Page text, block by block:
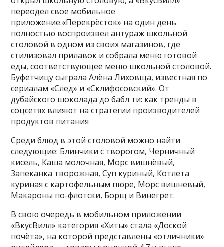
переодел свое мобильное
приложение.«Перекрёсток» на один день
полностью воспроизвел антураж школьной
столовой в одном из своих магазинов, где
стилизовал прилавок и собрала меню готовой
еды, соответствующее меню школьной столовой.
Буфетчицу сыграла Алёна Лиховща, известная по
сериалам «След» и «Склифосовский». От
дубайского шоколада до бабл ти: как тренды в
соцсетях влияют на стратегии производителей
продуктов питания
Среди блюд в этой столовой можно найти
следующие: Блинчики с творогом, Черничный
кисель, Каша молочная, Морс вишнёвый,
Запеканка творожная, Суп куриный, Котлета
куриная с картофельным пюре, Морс вишневый,
Макароны по-флотски, Борщ и Винегрет.
В свою очередь в мобильном приложении
«ВкусВилл» категория «Хиты» стала «Доской
почёта», на которой представлены «отличники»